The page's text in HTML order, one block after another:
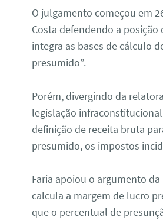
O julgamento começou em
Costa defendendo a posição
integra as bases de cálculo
presumido”.
Porém, divergindo da
legislação
definição de receita bruta
presumido, os impostos
Faria apoiou o argumento
calcula a margem de lucro
que o percentual de